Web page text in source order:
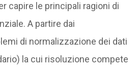
capire le principali ragioni di
A partire dai
di normalizzazione dei dati
la cui risoluzione compete